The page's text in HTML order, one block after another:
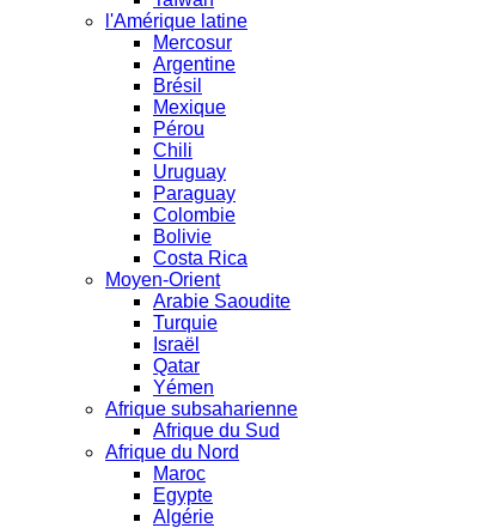
l'Amérique latine
Mercosur
Argentine
Brésil
Mexique
Pérou
Chili
Uruguay
Paraguay
Colombie
Bolivie
Costa Rica
Moyen-Orient
Arabie Saoudite
Turquie
Israël
Qatar
Yémen
Afrique subsaharienne
Afrique du Sud
Afrique du Nord
Maroc
Egypte
Algérie